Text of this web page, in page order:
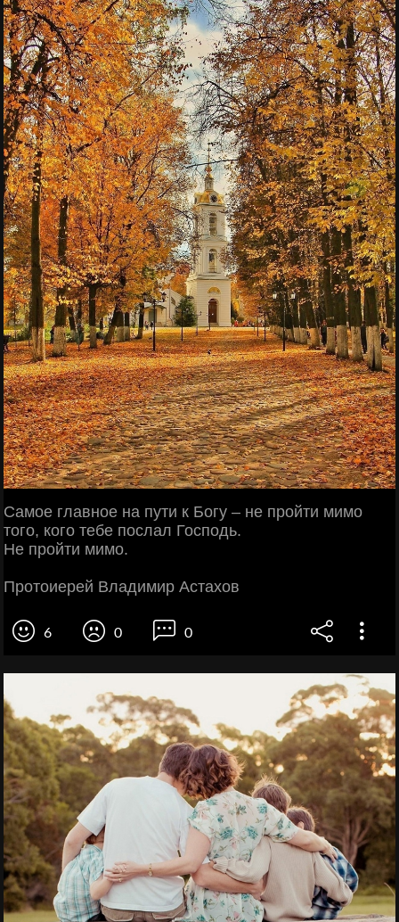
Самое главное на пути к Богу – не пройти мимо
того, кого тебе послал Господь.
Не пройти мимо.
Протоиерей Владимир Астахов
6 0 0